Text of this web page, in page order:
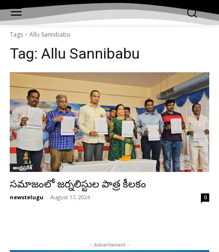
Tags Allu Sannibabu
Tag: Allu Sannibabu
ఆంధ్రప్రదేశ్‌
సమాజంలో జర్నలిస్టుల పాత్ర కీలకం
newstelugu - August 17, 2024 0
- Advertisment -